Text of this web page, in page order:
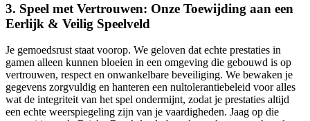
3. Speel met Vertrouwen: Onze Toewijding aan een
Eerlijk & Veilig Speelveld
Je gemoedsrust staat voorop. We geloven dat echte prestaties in
gamen alleen kunnen bloeien in een omgeving die gebouwd is op
vertrouwen, respect en onwankelbare beveiliging. We bewaken je
gegevens zorgvuldig en hanteren een nultolerantiebeleid voor alles
wat de integriteit van het spel ondermijnt, zodat je prestaties altijd
een echte weerspiegeling zijn van je vaardigheden. Jaag op die